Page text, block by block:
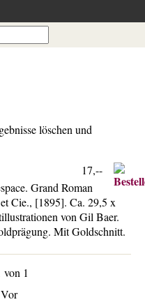
löschen und
Grand Roman
Cie., [1895]. Ca. 29,5 x
von Gil Baer.
Mit Goldschnitt.
17,--
1
Vor